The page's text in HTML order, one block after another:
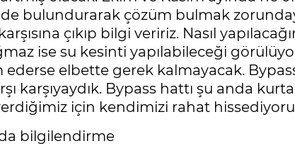
bulundurarak çözüm bulmak
çıkıp bilgi veririz. Nasıl
ise su kesinti yapılabileceği
elbette gerek kalmayacak.
karşıyaydık. Bypass hattı şu anda
için kendimizi rahat
bilgilendirme